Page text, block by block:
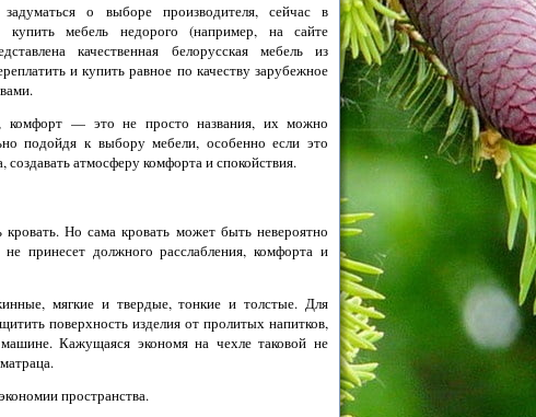
о выборе производителя, сейчас в
купить мебель недорого (например, на сайте
качественная белорусская мебель из
и купить равное по качеству зарубежное
комфорт — это не просто названия, их можно
подойдя к выбору мебели, особенно если это
атмосферу комфорта и спокойствия.
Но сама кровать может быть невероятно
принесет должного расслабления, комфорта и
мягкие и твердые, тонкие и толстые. Для
поверхность изделия от пролитых напитков,
Кажущаяся экономя на чехле таковой не
пространства.